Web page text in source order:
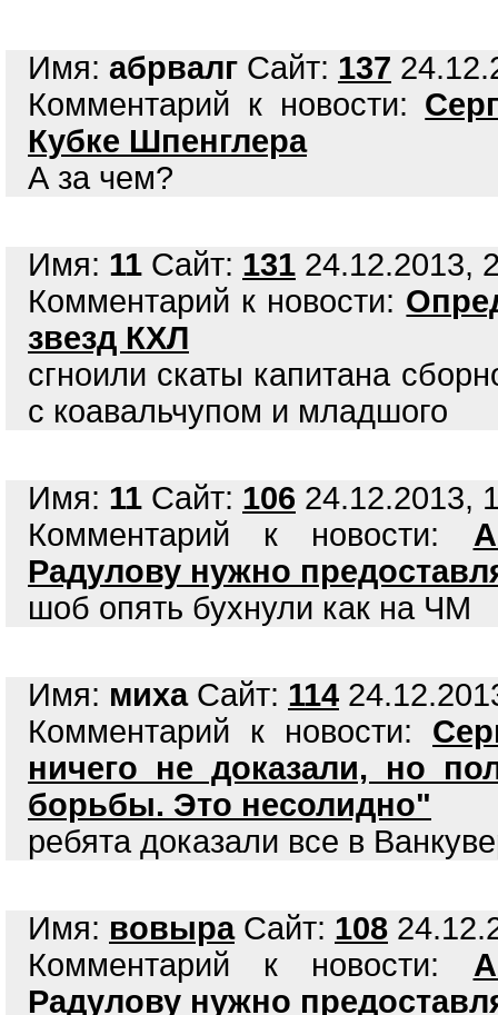
Имя: абрвалг Сайт: 137
Комментарий к новости:
Кубке Шпенглера
А за чем?
Имя: 11 Сайт: 131 24.12.2013,
Комментарий к новости:
звезд КХЛ
сгноили скаты капитана
с коавальчупом и младшого
Имя: 11 Сайт: 106 24.12.2013,
Комментарий к новости:
Радулову нужно
шоб опять бухнули как на ЧМ
Имя: михаСайт: 114
Комментарий к новости:
ничего не доказали, но
борьбы. Это несолидно"
ребята доказали все в
Имя: вовыраСайт: 108
Комментарий к новости:
Радулову нужно